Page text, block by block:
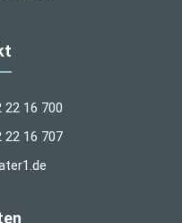
22 16 700
22 16 707